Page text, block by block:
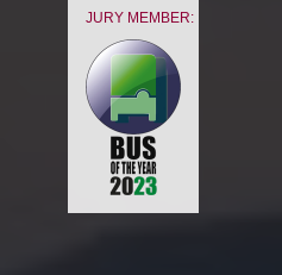
JURY MEMBER: